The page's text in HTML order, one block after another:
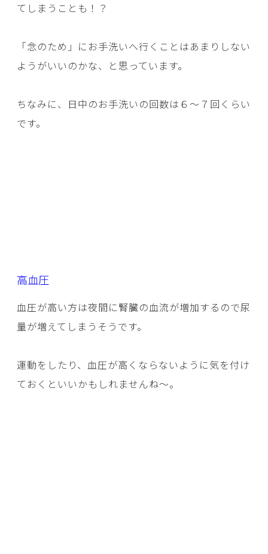
てしまうことも！？
「念のため」にお手洗いへ行くことはあまりしない
ようがいいのかな、と思っています。
ちなみに、日中のお手洗いの回数は６～７回くらい
です。
高血圧
血圧が高い方は夜間に腎臓の血流が増加するので尿
量が増えてしまうそうです。
運動をしたり、血圧が高くならないように気を付け
ておくといいかもしれませんね～。